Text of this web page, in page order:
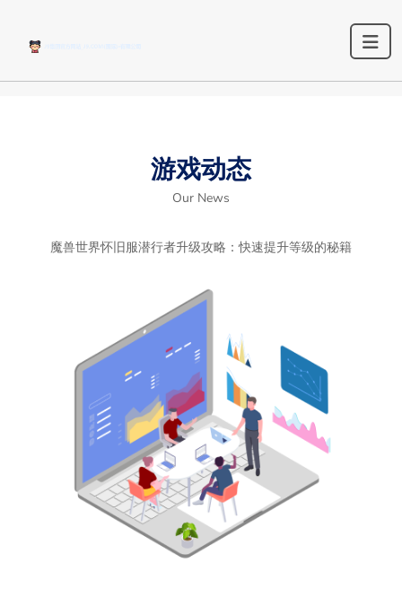
游戏动态
Our News
魔兽世界怀旧服潜行者升级攻略：快速提升等级的秘籍